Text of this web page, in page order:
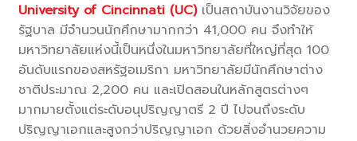
University of Cincinnati (UC)เป็นสถาบันงานวิจัยของ
รัฐบาล มีจำนวนนักศึกษามากกว่า 41,000 คน จึงทำให้
มหาวิทยาลัยแห่งนี้เป็นหนึ่งในมหาวิทยาลัยที่ใหญ่ที่สุด 100
อันดับแรกของสหรัฐอเมริกา มหาวิทยาลัยมีนักศึกษาต่าง
ชาติประมาณ 2,200 คน และเปิดสอนในหลักสูตรต่างๆ
มากมายตั้งแต่ระดับอนุปริญญาตรี 2 ปี ไปจนถึงระดับ
ปริญญาเอกและสูงกว่าปริญญาเอก ด้วยสิ่งอำนวยความ